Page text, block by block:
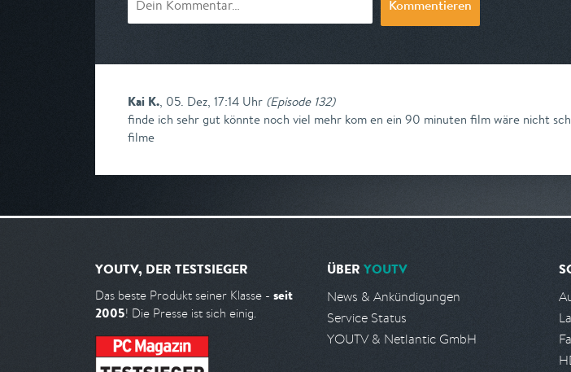
Kommentieren
Kai K., 05. Dez, 17:14 Uhr (Episode 132)
finde ich sehr gut könnte noch viel mehr kom en ein 90 minuten film wäre nicht
filme
YOUTV, DER TESTSIEGER
Das beste Produkt seiner Klasse - seit
2005! Die Presse ist sich einig.
ÜBER YOUTV
News & Ankündigungen
Service Status
YOUTV & Netlantic GmbH